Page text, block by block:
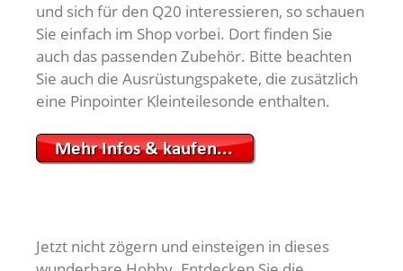
und sich für den Q20 interessieren, so schauen
Sie einfach im Shop vorbei. Dort finden Sie
auch das passenden Zubehör. Bitte beachten
Sie auch die Ausrüstungspakete, die zusätzlich
eine Pinpointer Kleinteilesonde enthalten.
Jetzt nicht zögern und einsteigen in dieses